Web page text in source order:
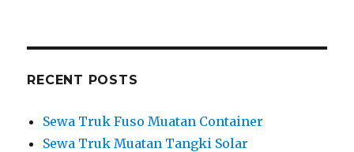
RECENT POSTS
Sewa Truk Fuso Muatan Container
Sewa Truk Muatan Tangki Solar